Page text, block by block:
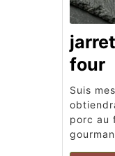
four​
Suis
porc au